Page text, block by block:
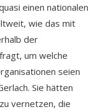
einen nationalen
wie das mit
der
um welche
seien
Sie hätten
vernetzen, die